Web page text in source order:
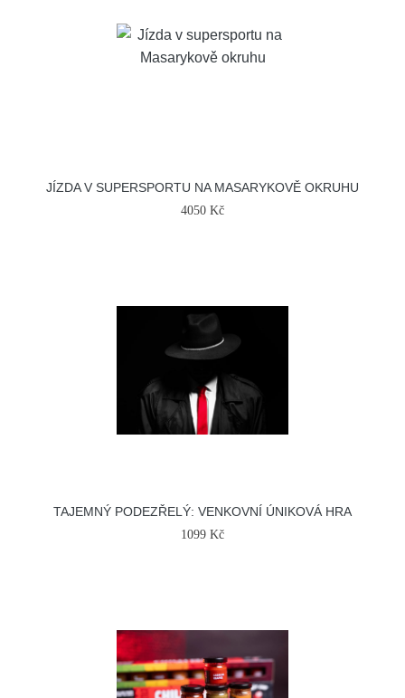
JÍZDA V SUPERSPORTU NA MASARYKOVĚ OKRUHU
4050 Kč
TAJEMNÝ PODEZŘELÝ: VENKOVNÍ ÚNIKOVÁ HRA
1099 Kč